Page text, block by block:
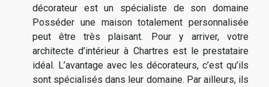
décorateur est un spécialiste de son domaine
Posséder une maison totalement personnalisée
peut être très plaisant. Pour y arriver, votre
architecte d’intérieur à Chartres est le prestataire
idéal. L’avantage avec les décorateurs, c’est qu’ils
sont spécialisés dans leur domaine. Par ailleurs, ils